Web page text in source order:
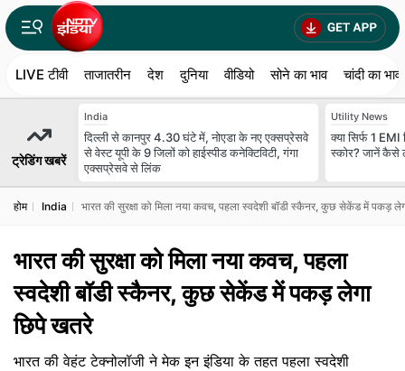
LIVE टीवी ताजातरीन देश दुनिया वीडियो सोने का भाव चांदी का भाव
ट्रेडिंग खबरें
India
दिल्ली से कानपुर 4.30 घंटे में, नोएडा के नए एक्सप्रेसवे
से वेस्ट यूपी के 9 जिलों को हाईस्पीड कनेक्टिविटी, गंगा
एक्सप्रेसवे से लिंक
Utility News
क्या सिर्फ 1
स्कोर? जानें कैसे
होम India भारत की सुरक्षा को मिला नया कवच, पहला स्‍वदेशी बॉडी स्कैनर, कुछ सेकेंड में पकड़
भारत की सुरक्षा को मिला नया कवच, पहला
स्‍वदेशी बॉडी स्कैनर, कुछ सेकेंड में पकड़ लेगा
छिपे खतरे
भारत की वेहंट टेक्नोलॉजी ने मेक इन इंडिया के तहत पहला स्वदेशी